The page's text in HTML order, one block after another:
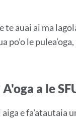
te auai ai ma
po’o le
a le
e fa'atautaia